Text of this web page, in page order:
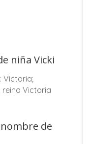
niña Vicki
Victoria;
Victoria
de